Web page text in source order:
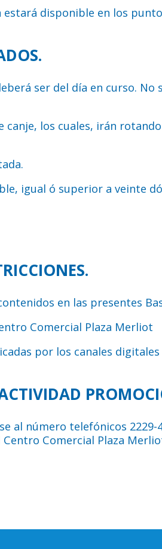
disponible en los
ser del día en curso. No
los cuales, irán
igual ó superior a veinte
en las presentes
Comercial Plaza Merliot
por los canales
al número telefónicos 2229-
Comercial Plaza